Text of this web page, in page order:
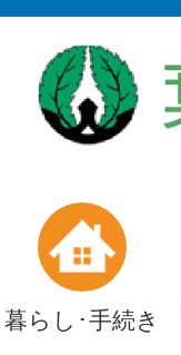
暮らし･手続き